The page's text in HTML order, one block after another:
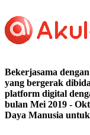
Bekerjasama
yang bergerak
platform digital
bulan Mei 2019 -
Daya Manusia untuk